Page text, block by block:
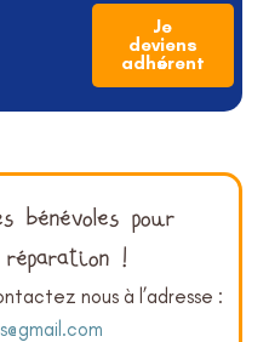
Je
deviens
adhérent
bénévoles pour
!
nous à l’adresse :